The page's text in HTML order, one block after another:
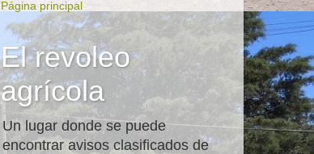
Página principal
El revoleo
agrícola
Un lugar donde se puede
encontrar avisos clasificados de